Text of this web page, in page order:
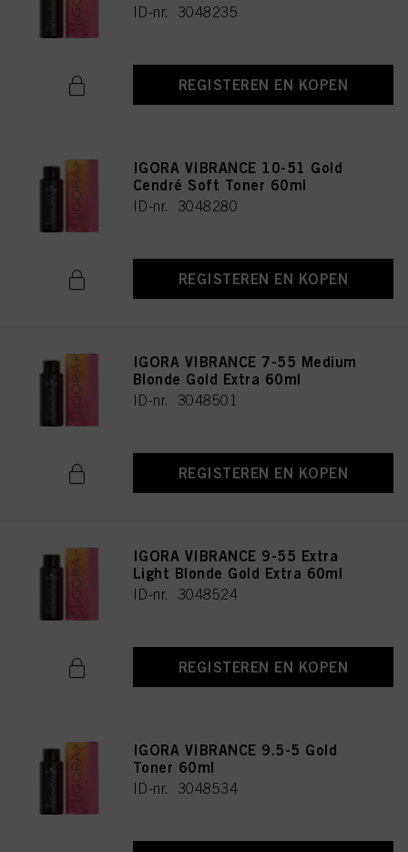
ID-nr. 3048235
REGISTEREN EN KOPEN
IGORA VIBRANCE 10-51 Gold
Cendré Soft Toner 60ml
ID-nr. 3048280
REGISTEREN EN KOPEN
IGORA VIBRANCE 7-55 Medium
Blonde Gold Extra 60ml
ID-nr. 3048501
REGISTEREN EN KOPEN
IGORA VIBRANCE 9-55 Extra
Light Blonde Gold Extra 60ml
ID-nr. 3048524
REGISTEREN EN KOPEN
IGORA VIBRANCE 9.5-5 Gold
Toner 60ml
ID-nr. 3048534